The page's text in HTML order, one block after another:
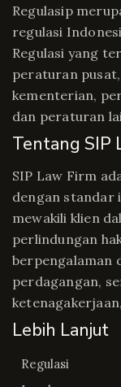
Regulasip
regulasi
Regulasi yang
peraturan
kementerian,
dan peraturan
Tentang SIP
SIP Law Firm
dengan standar
mewakili klien
perlindungan
berpengalaman
perdagangan,
Lebih Lanjut
Regulasi